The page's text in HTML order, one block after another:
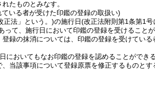
たものとみなす。
いる者が受けた印鑑の登録の取扱い)
正法」という。)の施行日(改正法附則第1条第1号
て、施行日において印鑑の登録を受けること
登録の抹消については、印鑑の登録を受けてい
おいてもなお印鑑の登録を認めることができ
当該事項について登録原票を修正するものとす